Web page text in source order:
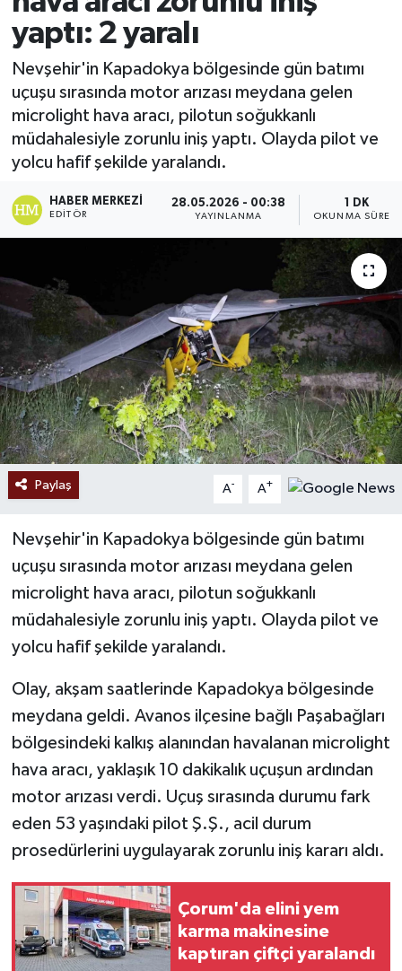
yaptı: 2 yaralı
Nevşehir'in Kapadokya bölgesinde gün batımı
uçuşu sırasında motor arızası meydana gelen
microlight hava aracı, pilotun soğukkanlı
müdahalesiyle zorunlu iniş yaptı. Olayda pilot ve
yolcu hafif şekilde yaralandı.
HABER MERKEZI
EDITÖR
28.05.2026 - 00:38
YAYINLANMA
1 DK
OKUNMA SÜRESI
Paylaş A- A+
Nevşehir'in Kapadokya bölgesinde gün batımı
uçuşu sırasında motor arızası meydana gelen
microlight hava aracı, pilotun soğukkanlı
müdahalesiyle zorunlu iniş yaptı. Olayda pilot ve
yolcu hafif şekilde yaralandı.
Olay, akşam saatlerinde Kapadokya bölgesinde
meydana geldi. Avanos ilçesine bağlı Paşabağları
bölgesindeki kalkış alanından havalanan microlight
hava aracı, yaklaşık 10 dakikalık uçuşun ardından
motor arızası verdi. Uçuş sırasında durumu fark
eden 53 yaşındaki pilot Ş.Ş., acil durum
prosedürlerini uygulayarak zorunlu iniş kararı aldı.
Çorum'da elini yem
karma makinesine
kaptıran çiftçi yaralandı
Ekonomi
Sağlık
Tokat Haber